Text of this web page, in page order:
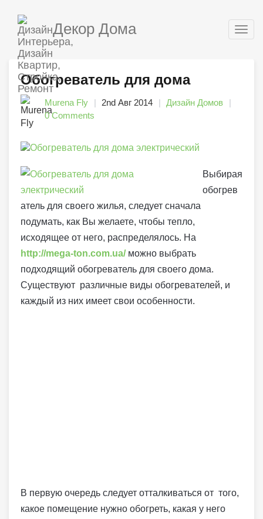
Декор Дома
Обогреватель для дома
Murena Fly 2nd Авг 2014
Дизайн Домов
0 Comments
Выбирая
обогрев
атель для своего жилья, следует сначала
подумать, как Вы желаете, чтобы тепло,
исходящее от него, распределялось. На
http://mega-ton.com.ua/можно выбрать
подходящий обогреватель для своего дома.
Существуют различные виды обогревателей, и
каждый из них имеет свои особенности.
В первую очередь следует отталкиваться от того,
какое помещение нужно обогреть, какая у него